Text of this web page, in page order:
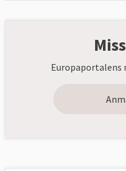
Europaportalens